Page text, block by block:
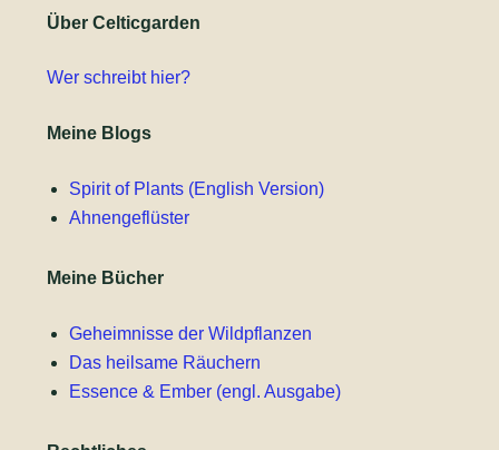
Über Celticgarden
Wer schreibt hier?
Meine Blogs
Spirit of Plants (English Version)
Ahnengeflüster
Meine Bücher
Geheimnisse der Wildpflanzen
Das heilsame Räuchern
Essence & Ember (engl. Ausgabe)